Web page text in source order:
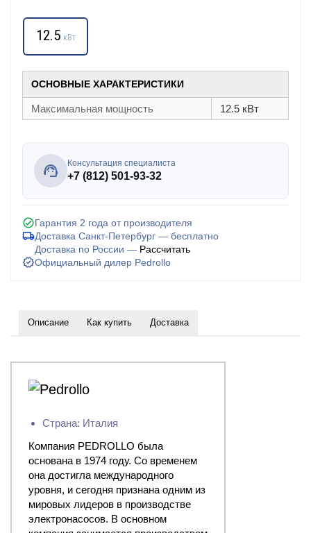
12.5 кВт
ОСНОВНЫЕ ХАРАКТЕРИСТИКИ
Максимальная мощность 12.5 кВт
Консультация специалиста
+7 (812) 501-93-32
Гарантия 2 года от производителя
Доставка Санкт-Петербург — бесплатно
Доставка по России — Рассчитать
Официальный дилер Pedrollo
Описание Как купить Доставка
Страна: Италия
Компания PEDROLLO была
основана в 1974 году. Со временем
она достигла международного
уровня, и сегодня признана одним из
мировых лидеров в производстве
электронасосов. В основном